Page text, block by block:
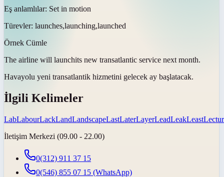
Eş anlamlılar: Set in motion
Türevler: launches,launching,launched
Örnek Cümle
The airline will launchits new transatlantic service next month.
Havayolu yeni transatlantik hizmetini gelecek ay başlatacak.
İlgili Kelimeler
LabLabourLackLandLandscapeLastLaterLayerLeadLeakLeast
İletişim Merkezi (09.00 - 22.00)
0(312) 911 37 15
0(546) 855 07 15 (WhatsApp)